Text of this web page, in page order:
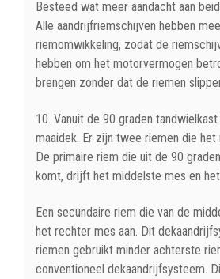
Besteed wat meer aandacht aan
Alle aandrijfriemschijven hebben
riemomwikkeling, zodat de
hebben om het motorvermogen
brengen zonder dat de riemen
10. Vanuit de 90 graden
maaidek. Er zijn twee riemen die het
De primaire riem die uit de 90
komt, drijft het middelste mes en het
Een secundaire riem die van de
het rechter mes aan. Dit
riemen gebruikt minder achterste
conventioneel dekaandrijfsysteem.